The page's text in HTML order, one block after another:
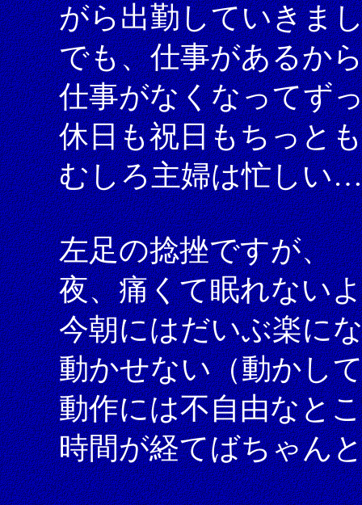
がら出勤していきま
でも、仕事があるか
仕事がなくなってず
休日も祝日もちっと
むしろ主婦は忙しい
左足の捻挫ですが、
夜、痛くて眠れない
今朝にはだいぶ楽に
動かせない（動かし
動作には不自由なと
時間が経てばちゃん